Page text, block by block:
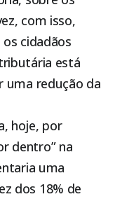
com isso,
cidadãos
está
uma redução da
hoje, por
dentro” na
uma
dos 18% de